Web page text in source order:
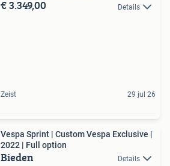
€ 3.349,00 Details
Zeist 29 jul 26
Vespa Sprint | Custom Vespa Exclusive |
2022 | Full option
Bieden Details